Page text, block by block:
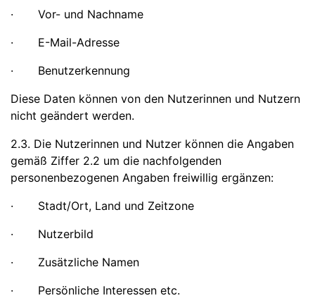
· Vor- und Nachname
· E-Mail-Adresse
· Benutzerkennung
Diese Daten können von den Nutzerinnen und Nutzern
nicht geändert werden.
2.3. Die Nutzerinnen und Nutzer können die Angaben
gemäß Ziffer 2.2 um die nachfolgenden
personenbezogenen Angaben freiwillig ergänzen:
· Stadt/Ort, Land und Zeitzone
· Nutzerbild
· Zusätzliche Namen
· Persönliche Interessen etc.